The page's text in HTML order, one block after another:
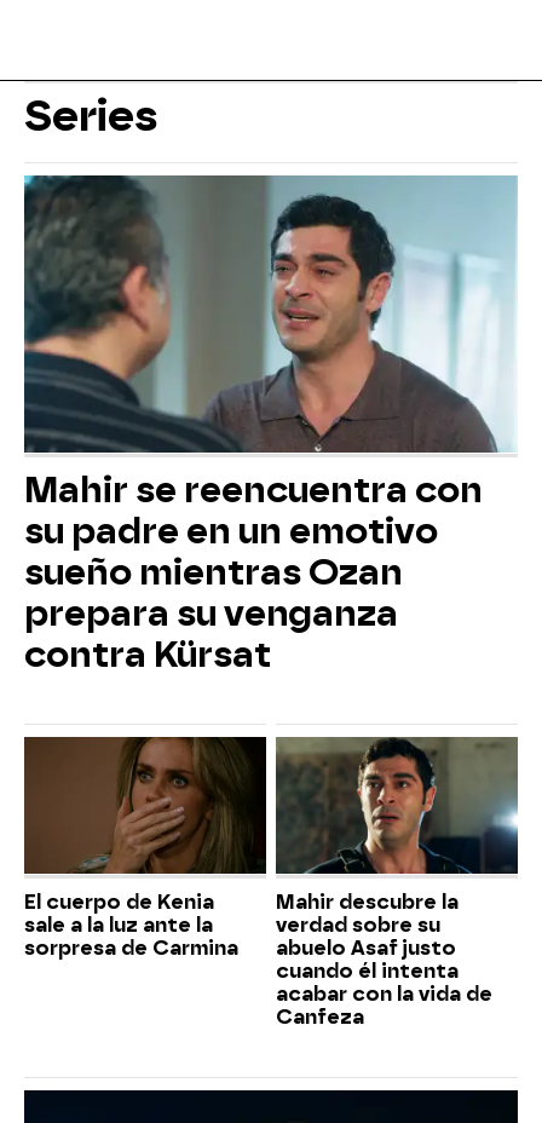
Series
Mahir se reencuentra con
su padre en un emotivo
sueño mientras Ozan
prepara su venganza
contra Kürsat
El cuerpo de Kenia
sale a la luz ante la
sorpresa de Carmina
Mahir descubre la
verdad sobre su
abuelo Asaf justo
cuando él intenta
acabar con la vida de
Canfeza